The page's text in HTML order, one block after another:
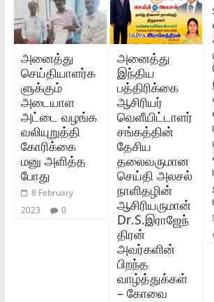
அனைத்து
செய்தியாளர்க
ளுக்கும்
அடையாள
அட்டை வழங்க
வலியுறுத்தி
கோரிக்கை
மனு அளித்த
போது
8 February
2023
0
அனைத்து
இந்திய
பத்திரிக்கை
ஆசிரியர்
வெளீயிட்டாளர்
சங்கத்தின்
தேசிய
தலைவருமான
செய்தி அலசல்
நாளிதழின்
ஆசிரியருமான்
Dr.S.இராஜேந்
திரன்
அவர்களின்
பிறந்த
வாழ்த்துக்கள்
– கோவை